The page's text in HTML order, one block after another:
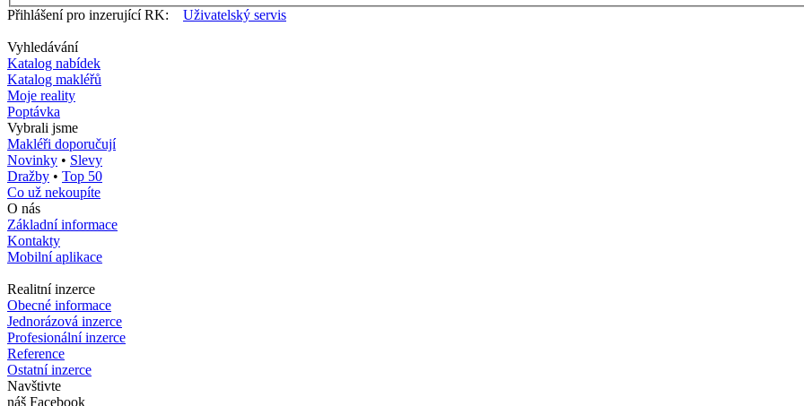
Přihlášení pro inzerující RK:
Uživatelský servis
Vyhledávání
Katalog nabídek
Katalog makléřů
Moje reality
Poptávka
Vybrali jsme
Makléři doporučují
Novinky • Slevy
Dražby • Top 50
Co už nekoupíte
O nás
Základní informace
Kontakty
Mobilní aplikace
Realitní inzerce
Obecné informace
Jednorázová inzerce
Profesionální inzerce
Reference
Ostatní inzerce
Navštivte
náš Facebook